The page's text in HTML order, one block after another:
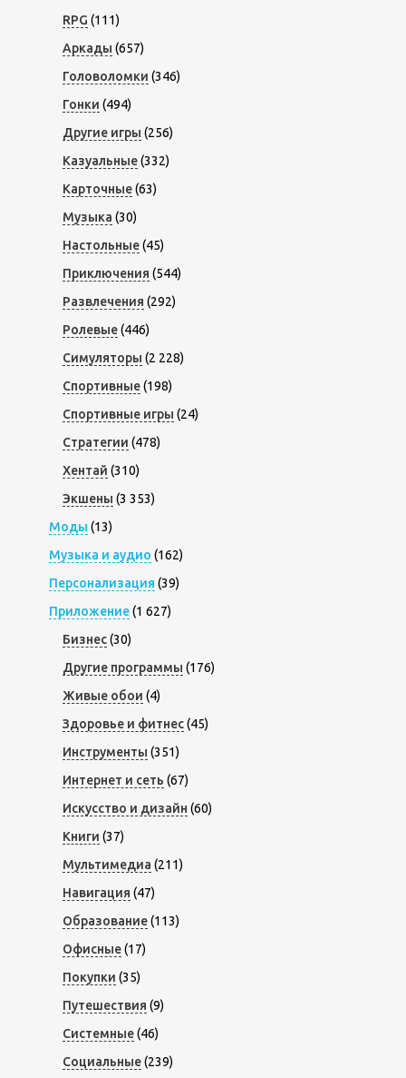
RPG (111)
Аркады (657)
Головоломки (346)
Гонки (494)
Другие игры (256)
Казуальные(332)
Карточные(63)
Музыка (30)
Настольные(45)
Приключения (544)
Развлечения (292)
Ролевые(446)
Симуляторы (2 228)
Спортивные(198)
Спортивные игры (24)
Стратегии (478)
Хентай (310)
Экшены (3 353)
Моды (13)
Музыка и аудио (162)
Персонализация (39)
Приложение(1 627)
Бизнес(30)
Другие программы (176)
Живые обои (4)
Здоровье и фитнес(45)
Инструменты (351)
Интернет и сеть (67)
Искусство и дизайн (60)
Книги (37)
Мультимедиа (211)
Навигация (47)
Образование(113)
Офисные(17)
Покупки (35)
Путешествия (9)
Системные(46)
Социальные(239)